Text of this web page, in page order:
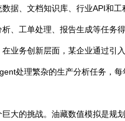
据、文档知识库、行业API和
、工单处理、报告生成等任务
业务创新层面，某企业通过
处理繁杂的生产分析任务，
大的挑战。油藏数值模拟是规